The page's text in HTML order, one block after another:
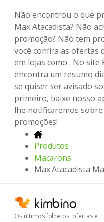
Não encontrou o que
Max Atacadista? Não
promoção? Não tem
você confira as ofertas
em lojas como . No site
encontra um resumo
se quiser ser avisado
primeiro, baixe nosso
lhe notificaremos
promoções!
Produtos
Macarons
Max Atacadista
Os últimos folhetos, ofertas e